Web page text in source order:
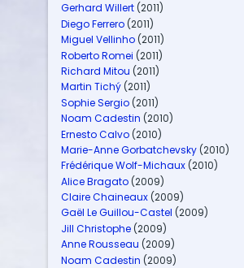
Gerhard Willert (2011)
Diego Ferrero (2011)
Miguel Vellinho (2011)
Roberto Romei (2011)
Richard Mitou (2011)
Martin Tichý (2011)
Sophie Sergio (2011)
Noam Cadestin (2010)
Ernesto Calvo (2010)
Marie-Anne Gorbatchevsky (2010)
Frédérique Wolf-Michaux (2010)
Alice Bragato (2009)
Claire Chaineaux (2009)
Gaël Le Guillou-Castel (2009)
Jill Christophe (2009)
Anne Rousseau (2009)
Noam Cadestin (2009)